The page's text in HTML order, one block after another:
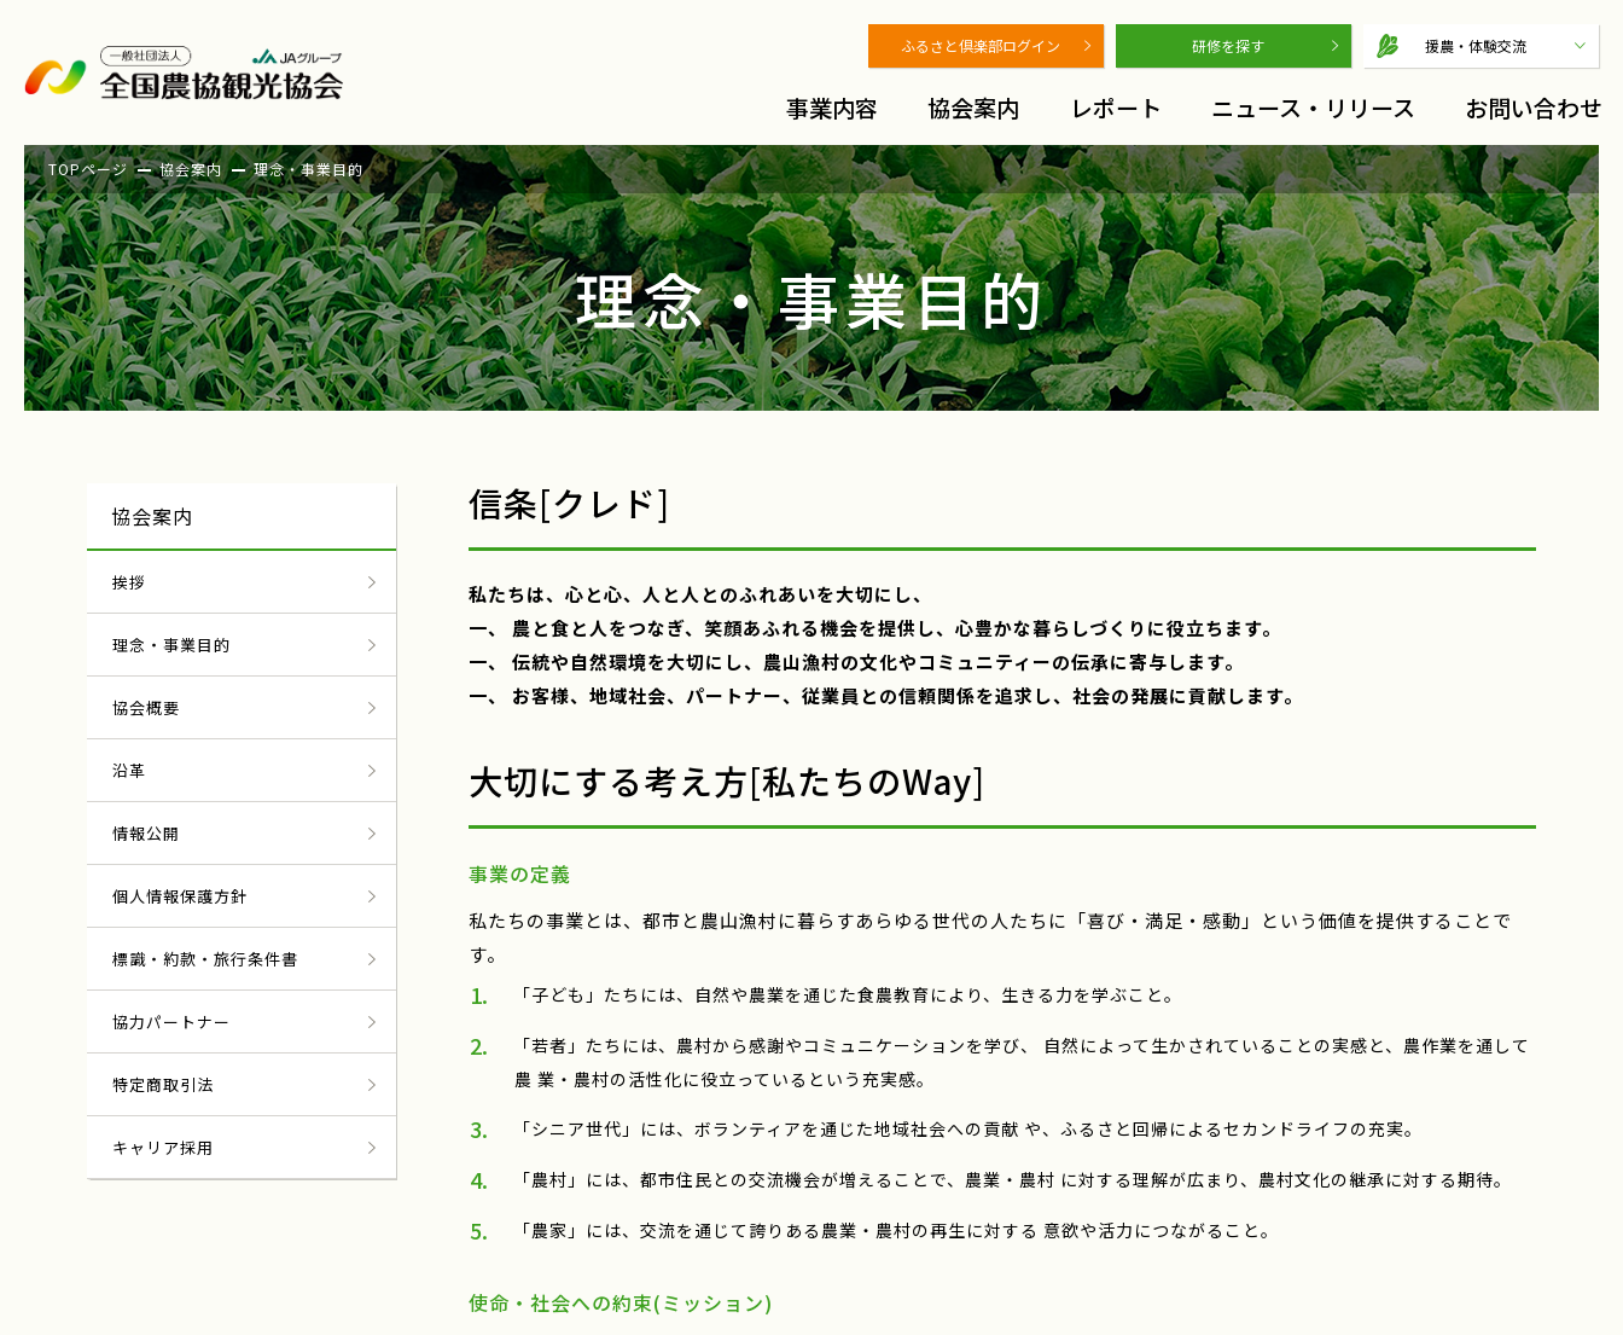
ふるさと倶楽部ログイン 研修を探す 援農・体験交流
事業内容 協会案内 レポート ニュース・リリース お問い合わせ
TOPページ 協会案内 理念・事業目的
理念・事業目的
信条[クレド]
私たちは、心と心、人と人とのふれあいを大切にし、
一、 農と食と人をつなぎ、笑顔あふれる機会を提供し、心豊かな暮らしづくりに役立ちます。
一、 伝統や自然環境を大切にし、農山漁村の文化やコミュニティーの伝承に寄与します。
一、 お客様、地域社会、パートナー、従業員との信頼関係を追求し、社会の発展に貢献します。
大切にする考え方[私たちのWay]
事業の定義
私たちの事業とは、都市と農山漁村に暮らすあらゆる世代の人たちに「喜び・満足・感動」という価値を提供することで
す。
「子ども」たちには、自然や農業を通じた食農教育により、生きる力を学ぶこと。
「若者」たちには、農村から感謝やコミュニケーションを学び、 自然によって生かされていることの実感と、農作業を通して
農 業・農村の活性化に役立っているという充実感。
「シニア世代」には、ボランティアを通じた地域社会への貢献 や、ふるさと回帰によるセカンドライフの充実。
「農村」には、都市住民との交流機会が増えることで、農業・農村 に対する理解が広まり、農村文化の継承に対する期待。
「農家」には、交流を通じて誇りある農業・農村の再生に対する 意欲や活力につながること。
使命・社会への約束(ミッション)
協会案内
挨拶
理念・事業目的
協会概要
沿革
情報公開
個人情報保護方針
標識・約款・旅行条件書
協力パートナー
特定商取引法
キャリア採用